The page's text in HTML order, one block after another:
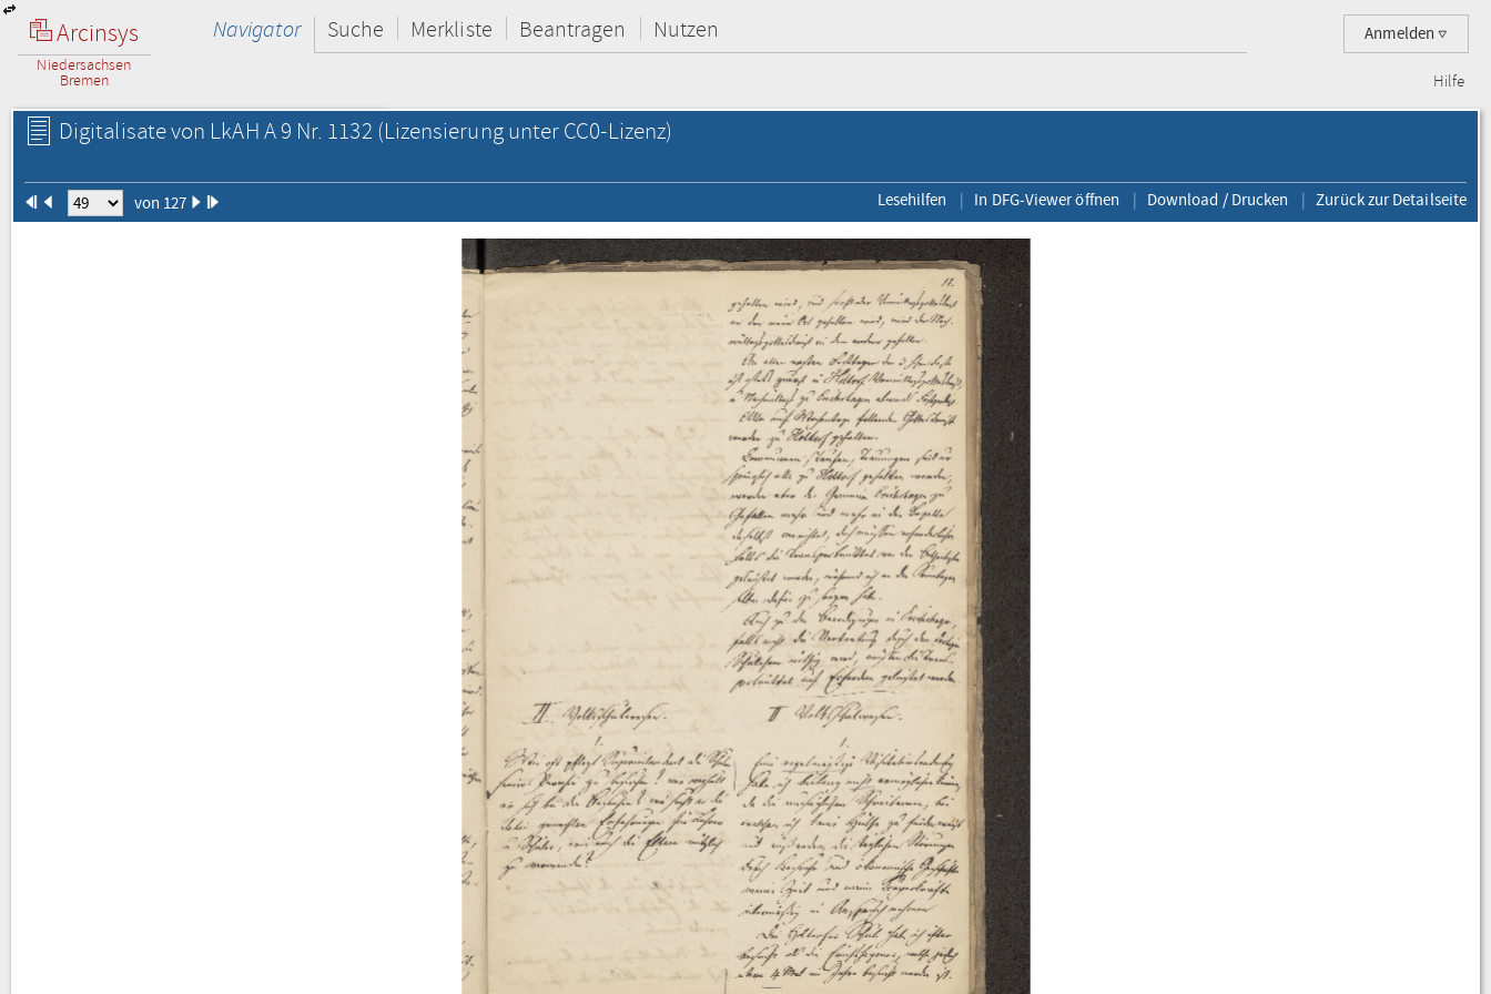
Arcinsys
Niedersachsen
Bremen
Anmelden
Navigator Suche Merkliste Beantragen Nutzen
Hilfe
Digitalisate von LkAH A 9 Nr. 1132 (Lizensierung unter CC0-Lizenz)
von 127 Lesehilfen In DFG-Viewer öffnen Download / Drucken Zurück zur Detailseite